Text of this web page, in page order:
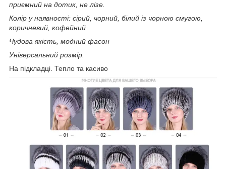
приємний на дотик, не лізе.
Колір у наявності: сірий, чорний, білий із чорною смугою,
коричневий, кофейний
Чудова якість, модний фасон
Універсальний розмір.
На підкладці. Тепло та касиво